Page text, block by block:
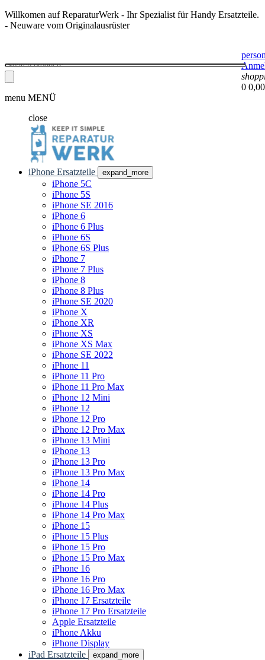
Willkomen auf ReparaturWerk - Ihr Spezialist für Handy Ersatzteile.
- Neuware vom Originalausrüster
0
menu MENÜ
close
iPhone Ersatzteile expand_more
iPhone 5C
iPhone 5S
iPhone SE 2016
iPhone 6
iPhone 6 Plus
iPhone 6S
iPhone 6S Plus
iPhone 7
iPhone 7 Plus
iPhone 8
iPhone 8 Plus
iPhone SE 2020
iPhone X
iPhone XR
iPhone XS
iPhone XS Max
iPhone SE 2022
iPhone 11
iPhone 11 Pro
iPhone 11 Pro Max
iPhone 12 Mini
iPhone 12
iPhone 12 Pro
iPhone 12 Pro Max
iPhone 13 Mini
iPhone 13
iPhone 13 Pro
iPhone 13 Pro Max
iPhone 14
iPhone 14 Pro
iPhone 14 Plus
iPhone 14 Pro Max
iPhone 15
iPhone 15 Plus
iPhone 15 Pro
iPhone 15 Pro Max
iPhone 16
iPhone 16 Pro
iPhone 16 Pro Max
iPhone 17 Ersatzteile
iPhone 17 Pro Ersatzteile
Apple Ersatzteile
iPhone Akku
iPhone Display
iPad Ersatzteile
expand_more